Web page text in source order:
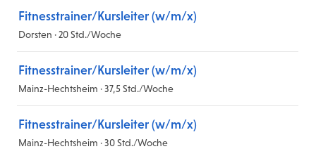
Fitnesstrainer/Kursleiter (w/m/x)
Dorsten · 20 Std./Woche
Fitnesstrainer/Kursleiter (w/m/x)
Mainz-Hechtsheim · 37,5 Std./Woche
Fitnesstrainer/Kursleiter (w/m/x)
Mainz-Hechtsheim · 30 Std./Woche